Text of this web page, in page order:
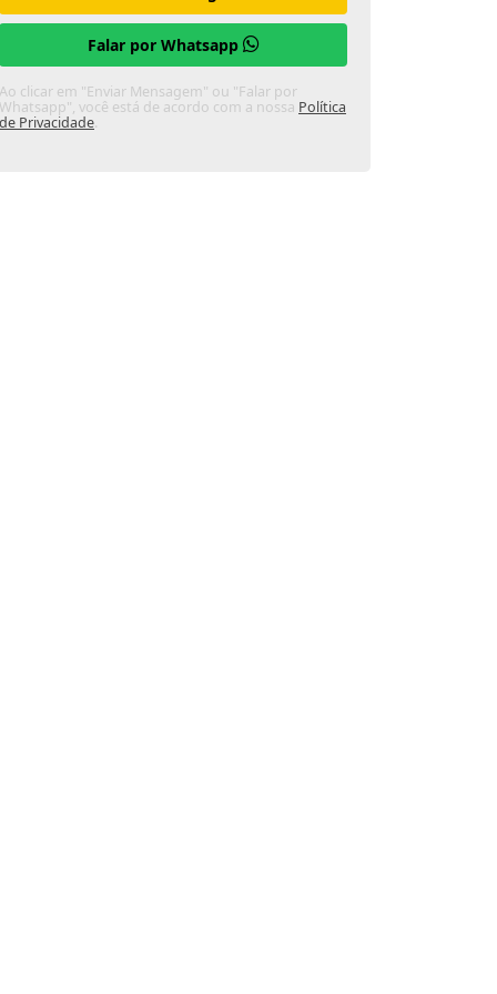
Falar por Whatsapp
Ao clicar em "Enviar Mensagem" ou "Falar por
Whatsapp", você está de acordo com a nossa Política
de Privacidade.